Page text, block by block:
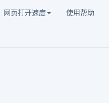
网页打开速度 使用帮助